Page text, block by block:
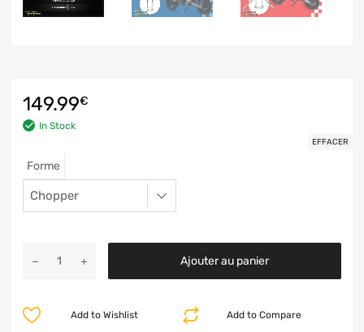
149.99€
In Stock
Forme
EFFACER
Ajouter au panier
Add to Compare
Add to Wishlist